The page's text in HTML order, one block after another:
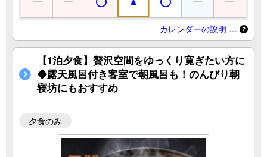
カレンダーの説明 …
【1泊夕食】贅沢空間をゆっくり寛ぎたい方に
◆露天風呂付き客室で朝風呂も！のんびり朝
寝坊にもおすすめ
夕食のみ